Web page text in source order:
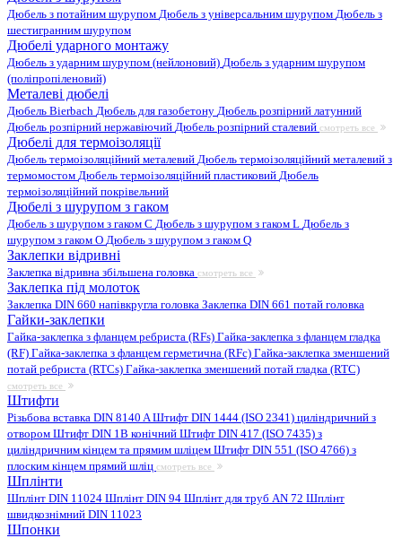
Дюбель з потайним шурупом Дюбель з універсальним шурупом Дюбель з
шестигранним шурупом
Дюбелі ударного монтажу
Дюбель з ударним шурупом (нейлоновий) Дюбель з ударним шурупом
(поліпропіленовий)
Металеві дюбелі
Дюбель Bierbach Дюбель для газобетону Дюбель розпірний латунний
Дюбель розпірний нержавіючий Дюбель розпірний сталевий смотреть все
Дюбелі для термоізоляції
Дюбель термоізоляційний металевий Дюбель термоізоляційний металевий з
термомостом Дюбель термоізоляційний пластиковий Дюбель
термоізоляційний покрівельний
Дюбелі з шурупом з гаком
Дюбель з шурупом з гаком C Дюбель з шурупом з гаком L Дюбель з
шурупом з гаком O Дюбель з шурупом з гаком Q
Заклепки відривні
Заклепка відривна збільшена головка смотреть все
Заклепка під молоток
Заклепка DIN 660 напівкругла головка Заклепка DIN 661 потай головка
Гайки-заклепки
Гайка-заклепка з фланцем ребриста (RFs) Гайка-заклепка з фланцем гладка
(RF) Гайка-заклепка з фланцем герметична (RFc) Гайка-заклепка зменшений
потай ребриста (RTCs) Гайка-заклепка зменшений потай гладка (RTC)
смотреть все
Штифти
Різьбова вставка DIN 8140 AШтифт DIN 1444 (ISO 2341) циліндричний з
отвором Штифт DIN 1B конічний Штифт DIN 417 (ISO 7435) з
циліндричним кінцем та прямим шліцем Штифт DIN 551 (ISO 4766) з
плоским кінцем прямий шліц смотреть все
Шплінти
Шплінт DIN 11024 Шплінт DIN 94 Шплінт для труб AN 72 Шплінт
швидкознімний DIN 11023
Шпонки